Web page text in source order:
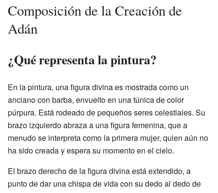
Composición de la Creación de
Adán
¿Qué representa la pintura?
En la pintura, una figura divina es mostrada como un
anciano con barba, envuelto en una túnica de color
púrpura. Está rodeado de pequeños seres celestiales. Su
brazo izquierdo abraza a una figura femenina, que a
menudo se interpreta como la primera mujer, quien aún no
ha sido creada y espera su momento en el cielo.
El brazo derecho de la figura divina está extendido, a
punto de dar una chispa de vida con su dedo al dedo de